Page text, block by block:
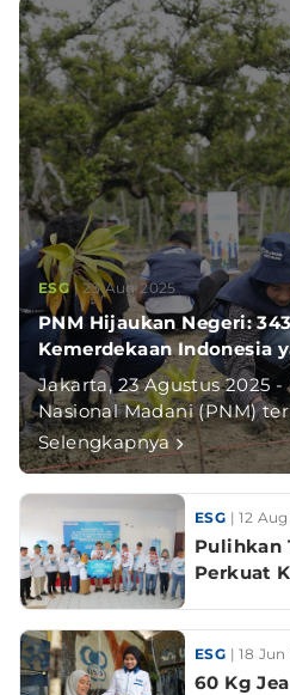
ESG| 23 Aug 2025
PNM Hijaukan Negeri:
Kemerdekaan Indonesia
Jakarta, 23 Agustus 2025
Nasional Madani (PNM)
Selengkapnya
ESG | 12
Pulihkan
Perkuat
ESG | 18
60 Kg